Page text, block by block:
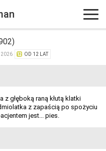
2026 OD 12 LAT
z głęboką raną kłutą klatki
z zapaścią po spożyciu
jest... pies.